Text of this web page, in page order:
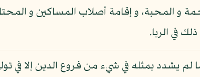
و المحبة، و إقامة أصلاب المساكين و
في الربا.
لم يشدد بمثله في شيء من فروع الدين إلا في